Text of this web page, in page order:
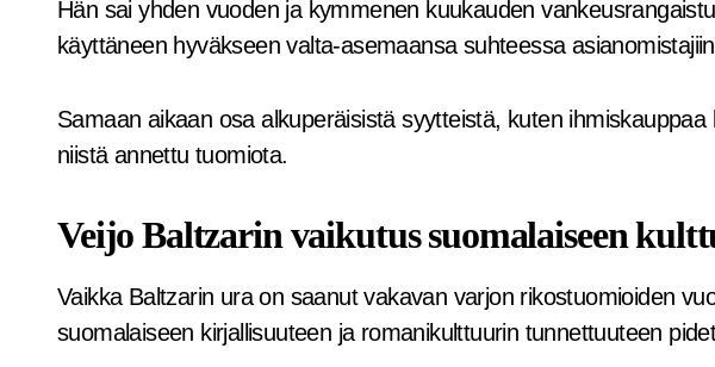
Hän sai yhden vuoden ja kymmenen kuukauden
käyttäneen hyväkseen valta-asemaansa suhteessa
Samaan aikaan osa alkuperäisistä syytteistä, kuten
niistä annettu tuomiota.
Veijo Baltzarin vaikutus suomalaiseen
Vaikka Baltzarin ura on saanut vakavan varjon rikostuomioiden
suomalaiseen kirjallisuuteen ja romanikulttuurin tunnettuuteen